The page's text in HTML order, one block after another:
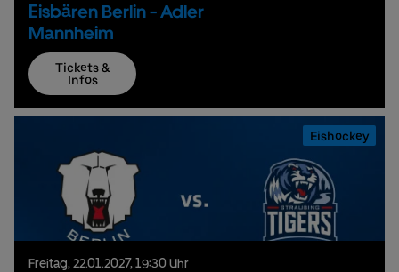
Eisbären Berlin - Adler
Mannheim
Tickets &
Infos
Eishockey
Freitag,22.01.2027,19:30 Uhr